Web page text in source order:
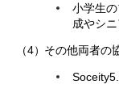
小学生
成やシ
（4） その他両者の